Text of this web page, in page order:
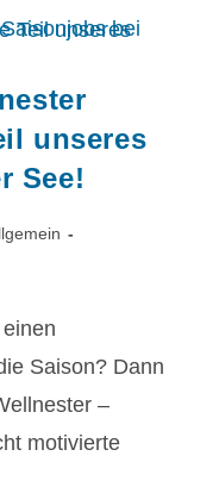
unseres
See!
Saison? Dann
–
motivierte